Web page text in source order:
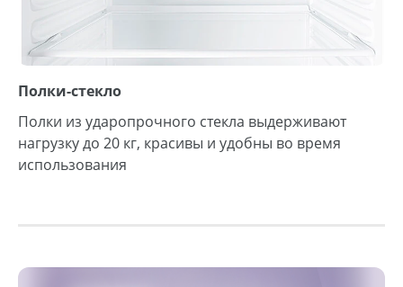
Полки-стекло
Полки из ударопрочного стекла выдерживают
нагрузку до 20 кг, красивы и удобны во время
использования